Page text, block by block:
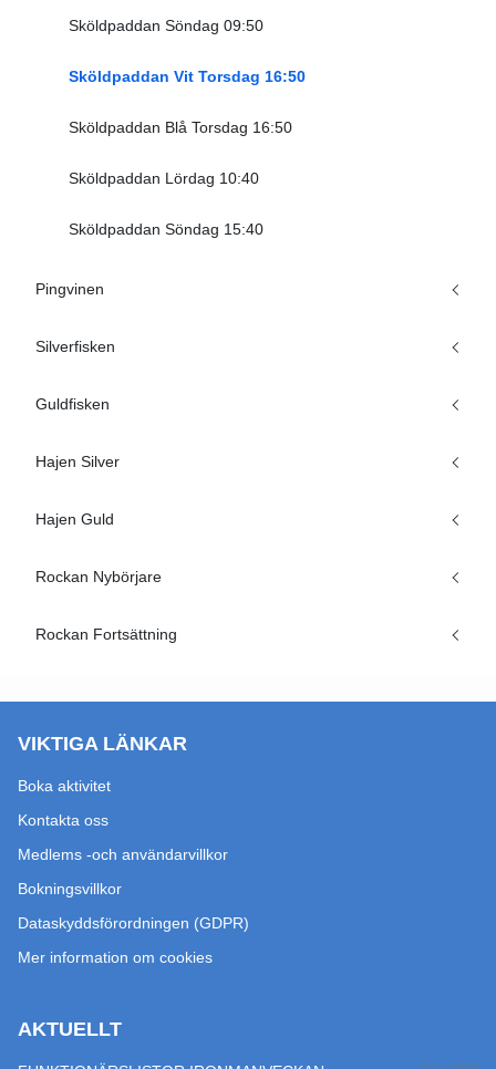
Sköldpaddan Söndag 09:50
Sköldpaddan Vit Torsdag 16:50
Sköldpaddan Blå Torsdag 16:50
Sköldpaddan Lördag 10:40
Sköldpaddan Söndag 15:40
Pingvinen
Silverfisken
Guldfisken
Hajen Silver
Hajen Guld
Rockan Nybörjare
Rockan Fortsättning
VIKTIGA LÄNKAR
Boka aktivitet
Kontakta oss
Medlems -och användarvillkor
Bokningsvillkor
Dataskyddsförordningen (GDPR)
Mer information om cookies
AKTUELLT